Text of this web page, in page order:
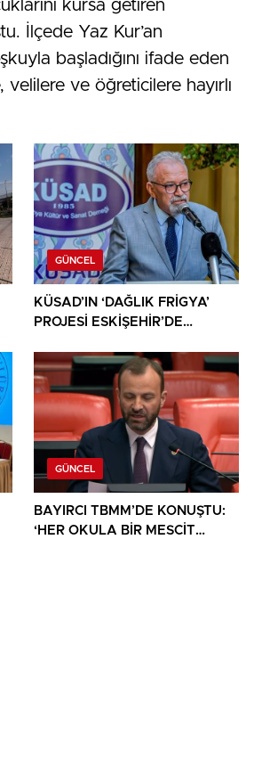
kursa getiren
İlçede Yaz Kur’an
başladığını ifade eden
ve öğreticilere hayırlı
GÜNCEL
KÜSAD’IN ‘DAĞLIK FRİGYA’
PROJESİ ESKİŞEHİR’DE
BULUŞUYOR
GÜNCEL
BAYIRCI TBMM’DE KONUŞTU:
‘HER OKULA BİR MESCİT